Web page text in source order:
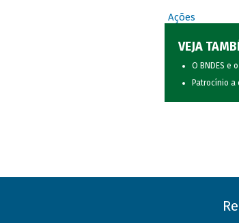
Ações
VEJA
O BNDES e
Patrocínio